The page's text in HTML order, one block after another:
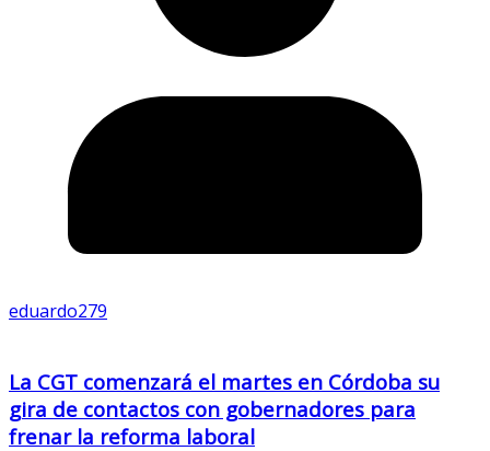
eduardo279
La CGT comenzará el martes en Córdoba su
gira de contactos con gobernadores para
frenar la reforma laboral